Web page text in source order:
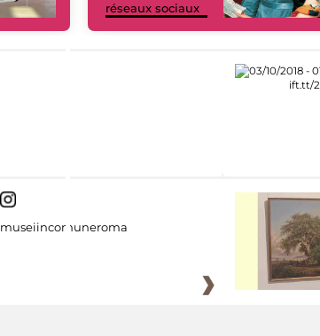
réseaux sociaux
museiincomuneroma